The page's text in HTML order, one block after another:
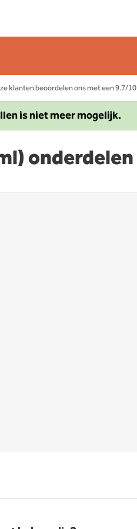
klanten beoordelen ons met een 9.7/10
is niet meer mogelijk.
onderdelen